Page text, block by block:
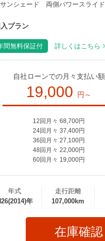
サンシェード 両側パワースライ
プラン
間無料保証付 詳しくはこちら
自社ローンでの月々支払い額
19,000 円～
12回月々 68,700円
24回月々 37,400円
36回月々 27,100円
48回月々 22,000円
60回月々 19,000円
年式
年
走行距離
107,000km
在庫確